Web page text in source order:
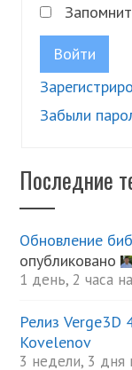
Войти
Забыли
Последние
Обновление
опубликовано
1 день, 2 часа
Релиз Verge3D
Kovelenov
3 недели, 3 дня